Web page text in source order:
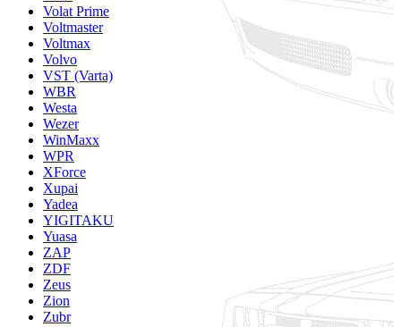
Volat Prime
Voltmaster
Voltmax
Volvo
VST (Varta)
WBR
Westa
Wezer
WinMaxx
WPR
XForce
Xupai
Yadea
YIGITAKU
Yuasa
ZAP
ZDF
Zeus
Zion
Zubr